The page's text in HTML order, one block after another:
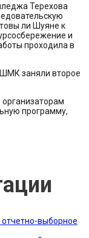
Терехова
ли Шуяне к
и
проходила в
заняли второе
программу,
отчетно-выборное